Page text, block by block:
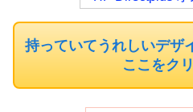
持っていてうれしいデザ
ここをク